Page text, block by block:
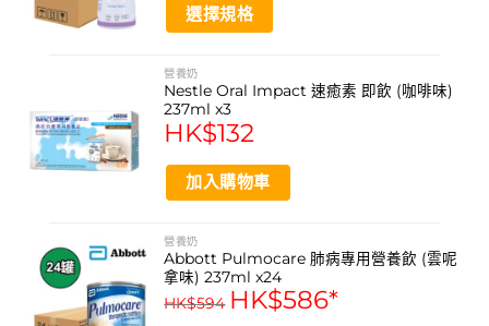
特色成分: 2.4克中鏈三酸甘油酯
營養素: 27種維他命及礦物質
品牌: 雀巢 (Nestlé)
產品類別: 營養奶/營養補充品
https://www.nestle.com.hk/zh
https://www.nestle.com/
options
may
chosen
on
the
page
選擇規格
product
has
multiple
variants.
options
may
chosen
on
the
營養奶
Nestle Oral Impact 速癒素 即飲 (咖啡味)
237ml x3
HK$132
加入購物車
營養奶
Abbott Pulmocare 肺病專用營養飲 (雲呢
拿味) 237ml x24
HK$594 HK$586*